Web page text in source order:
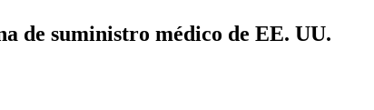
de suministro médico de EE. UU.